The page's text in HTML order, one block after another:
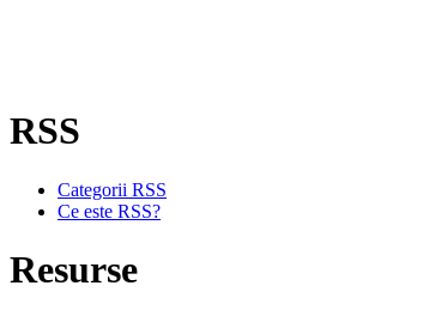
RSS
Categorii RSS
Ce este RSS?
Resurse